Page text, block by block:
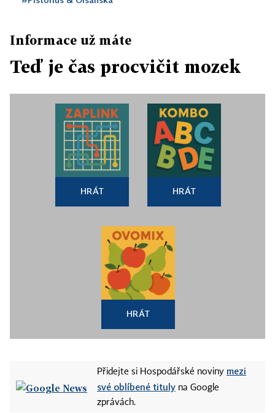
Informace už máte
Teď je čas procvičit mozek
HRÁT HRÁT
HRÁT
Přidejte si Hospodářské noviny mezi
své oblíbené tituly na Google
zprávách.